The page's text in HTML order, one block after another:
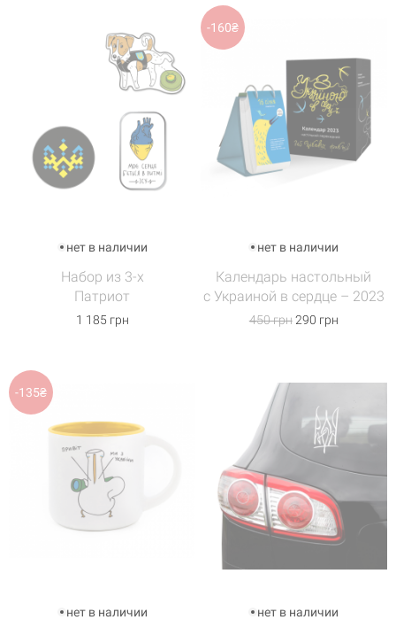
нет в наличии
Набор из 3-х
Патриот
1 185 грн
-160₴
нет в наличии
Календарь настольный
с Украиной в сердце – 2023
450 грн290 грн
-135₴
нет в наличии нет в наличии